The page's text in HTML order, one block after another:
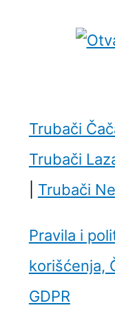
Trubači
Trubači
Trubači
Pravila i
korišćenja,
GDPR